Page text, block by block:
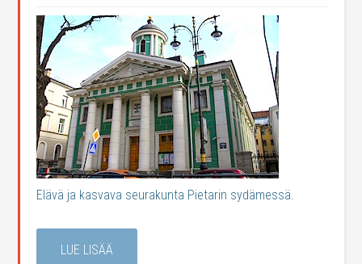
Elävä ja kasvava seurakunta Pietarin sydämessä.
LUE LISÄÄ